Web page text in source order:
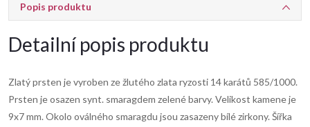
Popis produktu
Detailní popis produktu
Zlatý prsten je vyroben ze žlutého zlata ryzosti 14 karátů 585/1000.
Prsten je osazen synt. smaragdem zelené barvy. Velikost kamene je
9x7 mm. Okolo oválného smaragdu jsou zasazeny bílé zirkony. Šířka